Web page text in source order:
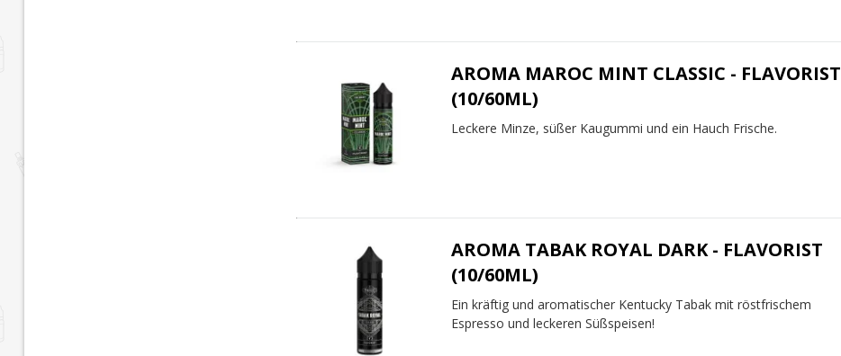
AROMA MAROC MINT CLASSIC - FLAVORIST
(10/60ML)
Leckere Minze, süßer Kaugummi und ein Hauch Frische.
AROMA TABAK ROYAL DARK - FLAVORIST
(10/60ML)
Ein kräftig und aromatischer Kentucky Tabak mit röstfrischem
Espresso und leckeren Süßspeisen!